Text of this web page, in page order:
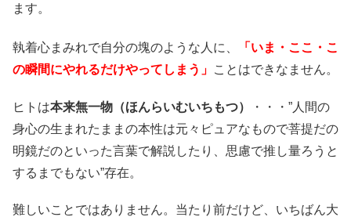
ます。
執着心まみれで自分の塊のような人に、
「いま・ここ・こ
の瞬間にやれるだけやってしまう」 ことはできなません。
ヒトは本来無一物（ほんらいむいちもつ）
・・・”人間の
身心の生まれたままの本性は元々ピュアなもので菩提だの
明鏡だのといった言葉で解説したり、思慮で推し量ろうと
するまでもない”存在。
難しいことではありません。当たり前だけど、いちばん大